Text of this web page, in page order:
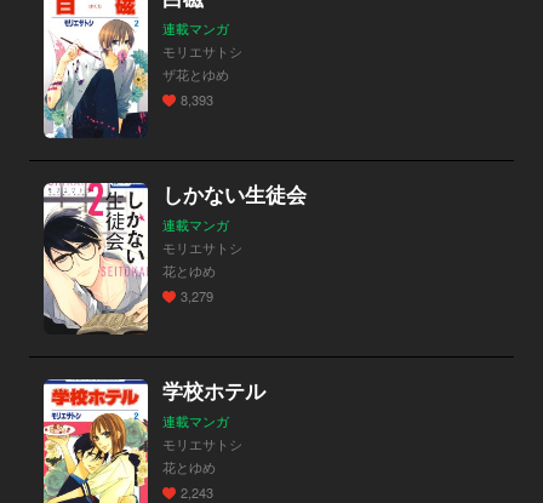
連載マンガ
モリエサトシ
ザ花とゆめ
8,393
しかない生徒会
連載マンガ
モリエサトシ
花とゆめ
3,279
学校ホテル
連載マンガ
モリエサトシ
花とゆめ
2,243